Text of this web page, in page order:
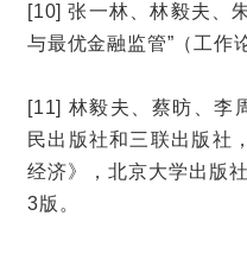
[10] 张一林、林毅夫、
与最优金融监管”（工作
[11] 林毅夫、蔡昉、李
民出版社和三联出版社
经济》，北京大学出版
3版。